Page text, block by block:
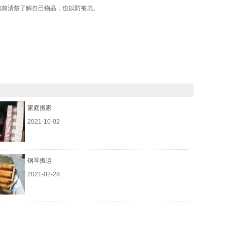
清楚了解自己物品，也以防被坑。
家庭搬家
2021-10-02
钢琴搬运
2021-02-28